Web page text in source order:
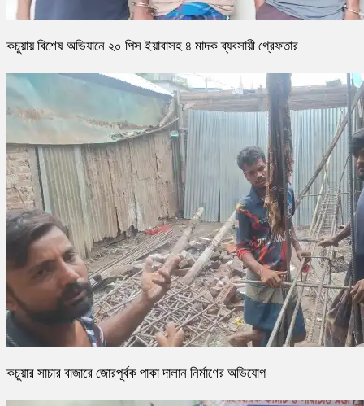
কচুয়ায় বিশেষ অভিযানে ২০ পিস ইয়াবাসহ ৪ মাদক ব্যবসায়ী গ্রেফতার
কচুয়ার সাচার বাজারে জোরপূর্বক পাকা দালান নির্মাণের অভিযোগ